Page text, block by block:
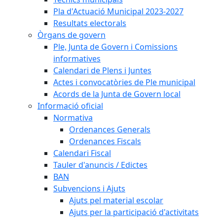
Pla d'Actuació Municipal 2023-2027
Resultats electorals
Òrgans de govern
Ple, Junta de Govern i Comissions
informatives
Calendari de Plens i Juntes
Actes i convocatòries de Ple municipal
Acords de la Junta de Govern local
Informació oficial
Normativa
Ordenances Generals
Ordenances Fiscals
Calendari Fiscal
Tauler d'anuncis / Edictes
BAN
Subvencions i Ajuts
Ajuts pel material escolar
Ajuts per la participació d'activitats